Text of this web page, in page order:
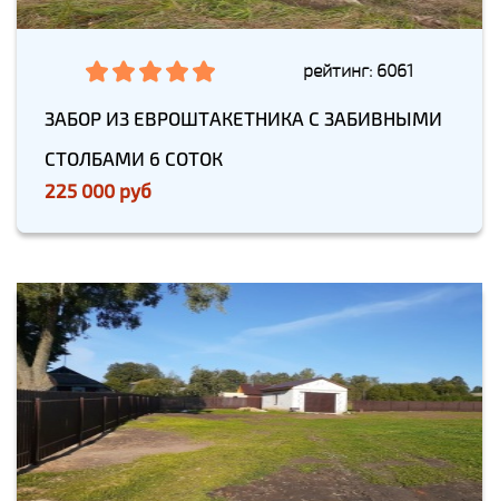
рейтинг: 6061
ЗАБОР ИЗ ЕВРОШТАКЕТНИКА С ЗАБИВНЫМИ
СТОЛБАМИ 6 СОТОК
225 000 руб